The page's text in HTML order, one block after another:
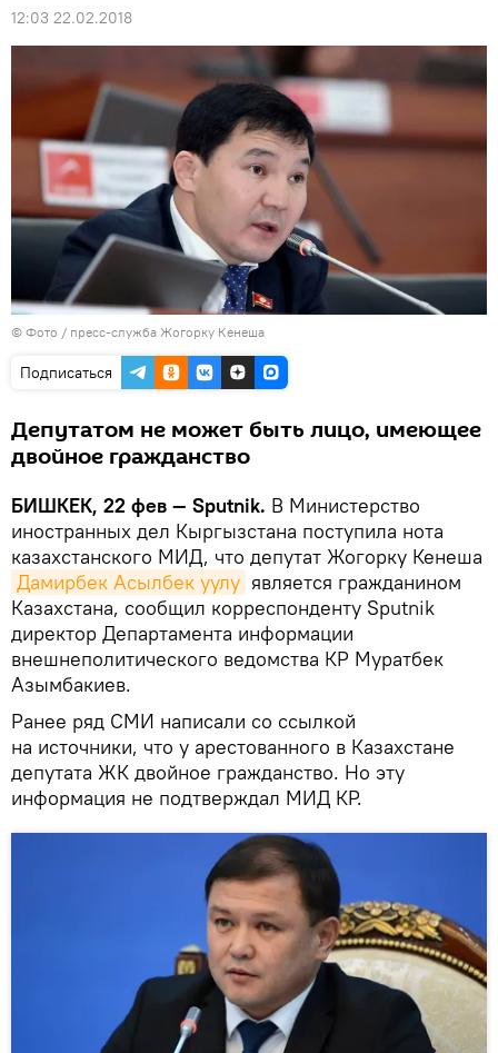
12:03 22.02.2018
© Фото / пресс-служба Жогорку Кенеша
Подписаться
Депутатом не может быть лицо, имеющее
двойное гражданство
БИШКЕК, 22 фев — Sputnik. В Министерство
иностранных дел Кыргызстана поступила нота
казахстанского МИД, что депутат Жогорку Кенеша
Дамирбек Асылбек уулу является гражданином
Казахстана, сообщил корреспонденту Sputnik
директор Департамента информации
внешнеполитического ведомства КР Муратбек
Азымбакиев.
Ранее ряд СМИ написали со ссылкой
на источники, что у арестованного в Казахстане
депутата ЖК двойное гражданство. Но эту
информация не подтверждал МИД КР.